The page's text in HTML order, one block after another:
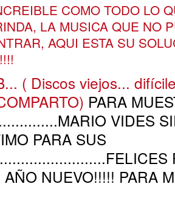
COMO TODO LO
LA MUSICA QUE NO
AQUI ESTA SU
( Discos viejos...
PARA
VIDES
PARA SUS
NUEVO!!!!! PARA